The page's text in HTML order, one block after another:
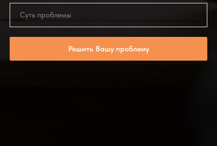
Решить Вашу проблему